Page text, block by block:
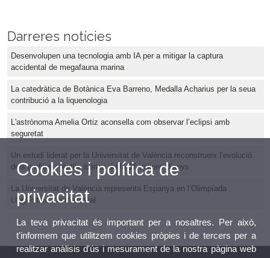
Darreres notícies
Desenvolupen una tecnologia amb IA per a mitigar la captura
accidental de megafauna marina
La catedràtica de Botànica Eva Barreno, Medalla Acharius per la seua
contribució a la liquenologia
L'astrònoma Amelia Ortiz aconsella com observar l’eclipsi amb
seguretat
Un estudi liderat per la Universitat de València reconstrueix l’evolució
dels amfibis i rèptils ibèrics de fa 16 milions d’anys
La Universitat de València representa Espanya en l’Olimpíada
Lingüística Internacional
Cookies i política de
privacitat
La teva privacitat és important per a nosaltres. Per això,
t'informem que utilitzem cookies pròpies i de tercers per a
realitzar anàlisis d'ús i mesurament de la nostra pàgina web